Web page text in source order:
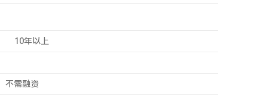
10年以上
不需融资